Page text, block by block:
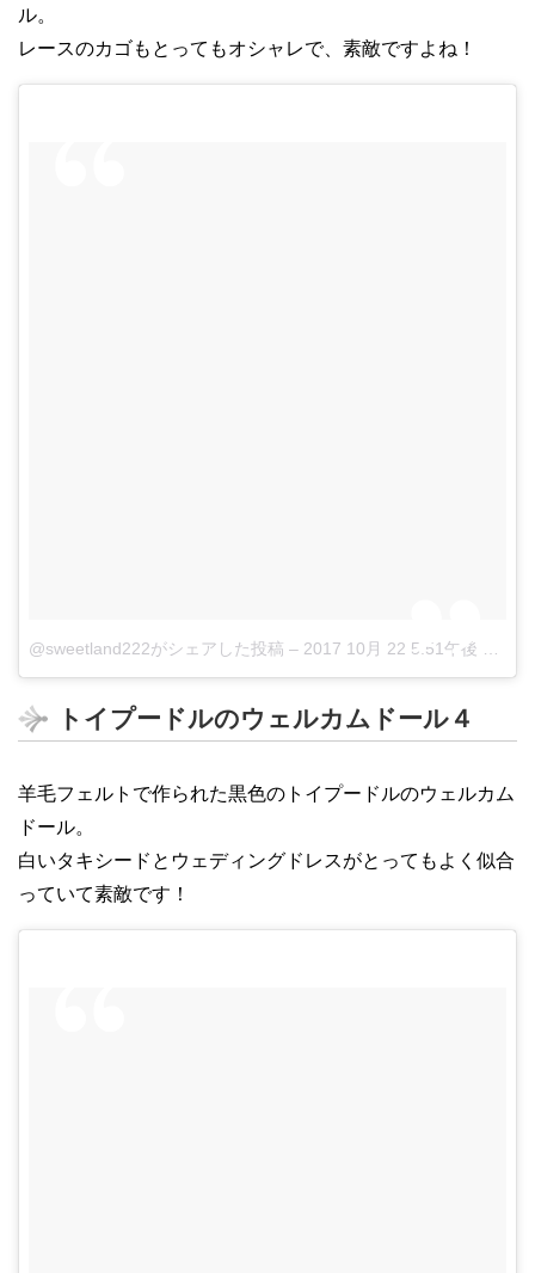
ル。
レースのカゴもとってもオシャレで、素敵ですよね！
@sweetland222がシェアした投稿 – 2017 10月 22 5:51午後 PDT
トイプードルのウェルカムドール４
羊毛フェルトで作られた黒色のトイプードルのウェルカム
ドール。
白いタキシードとウェディングドレスがとってもよく似合
っていて素敵です！